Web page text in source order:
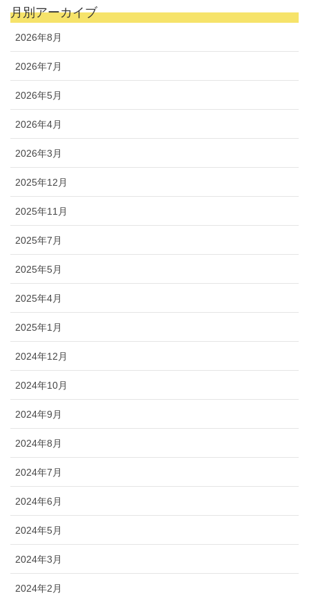
月別アーカイブ
2026年8月
2026年7月
2026年5月
2026年4月
2026年3月
2025年12月
2025年11月
2025年7月
2025年5月
2025年4月
2025年1月
2024年12月
2024年10月
2024年9月
2024年8月
2024年7月
2024年6月
2024年5月
2024年3月
2024年2月